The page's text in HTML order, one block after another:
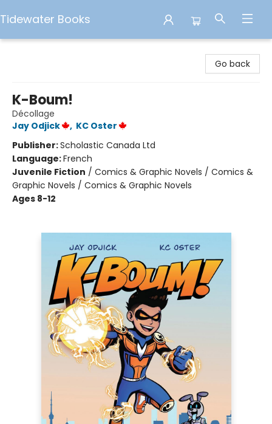
Tidewater Books
Go back
K-Boum!
Décollage
Jay Odjick
, KC Oster
Publisher:Scholastic Canada Ltd
Language:French
Juvenile Fiction / Comics & Graphic Novels / Comics &
Graphic Novels / Comics & Graphic Novels
Ages 8-12